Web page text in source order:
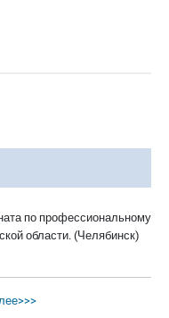
по профессиональному
области. (Челябинск)